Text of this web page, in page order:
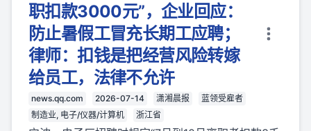
职扣款3000元”，企业回应：
防止暑假工冒充长期工应聘；
律师：扣钱是把经营风险转嫁
给员工，法律不允许
news.qq.com 2026-07-14 潇湘晨报
蓝领受雇者
制造业, 电子/仪器/计算机
浙江省